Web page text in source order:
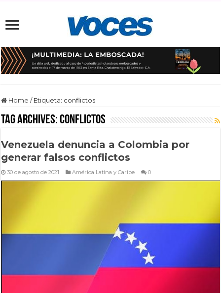
Home / Etiqueta: conflictos
Tag Archives:conflictos
Venezuela denuncia a Colombia por
generar falsos conflictos
30 de agosto de 2021 América Latina y Caribe 0